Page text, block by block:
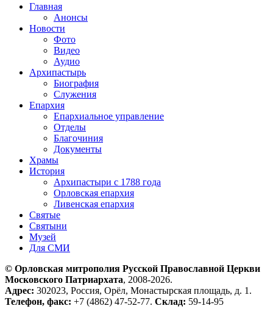
Главная
Анонсы
Новости
Фото
Видео
Аудио
Архипастырь
Биография
Служения
Епархия
Епархиальное управление
Отделы
Благочиния
Документы
Храмы
История
Архипастыри с 1788 года
Орловская епархия
Ливенская епархия
Святые
Святыни
Музей
Для СМИ
© Орловская митрополия Русской Православной Церкви
Московского Патриархата, 2008-2026.
Адрес: 302023, Россия, Орёл, Монастырская площадь, д. 1.
Телефон, факс: +7 (4862) 47-52-77. Склад: 59-14-95